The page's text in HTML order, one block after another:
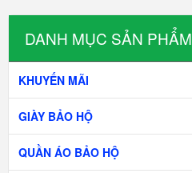
DANH MỤC SẢN PHẨM
KHUYẾN MÃI
GIÀY BẢO HỘ
QUẦN ÁO BẢO HỘ